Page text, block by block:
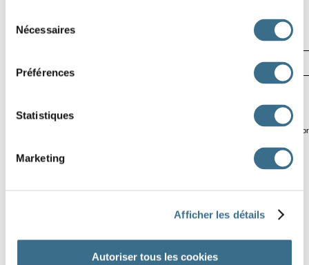
Nécessaires
Préférences
Statistiques
Marketing
Afficher les détails
Autoriser tous les cookies